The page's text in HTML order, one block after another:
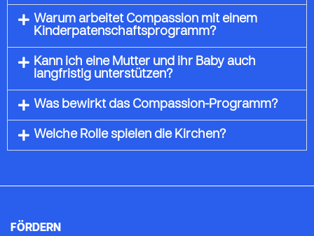
Warum arbeitet Compassion mit einem
Kinderpatenschaftsprogramm?
Kann ich eine Mutter und ihr Baby auch
langfristig unterstützen?
Was bewirkt das Compassion-Programm?
Welche Rolle spielen die Kirchen?
FÖRDERN